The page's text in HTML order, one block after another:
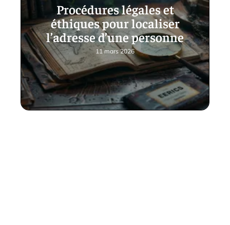
Procédures légales et
éthiques pour localiser
l’adresse d’une personne
11 mars 2026